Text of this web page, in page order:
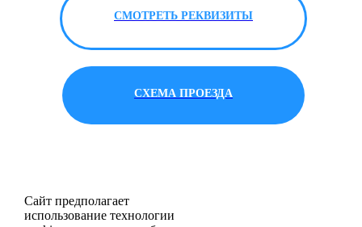
СМОТРЕТЬ РЕКВИЗИТЫ
СХЕМА ПРОЕЗДА
Сайт предполагает
использование технологии